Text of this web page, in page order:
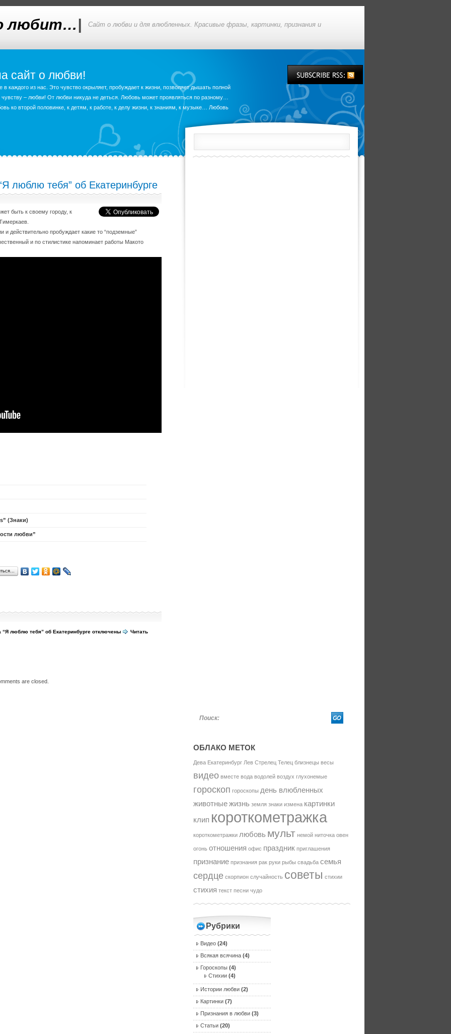
любит…| Сайт о любви и для влюбленных. Красивые фразы, картинки, признания и
сайт о любви!
каждого из нас. Это чувство окрыляет, пробуждает к жизни, позволяет дышать полной
– любви! От любви никуда не деться. Любовь может проявляться по разному…
ко второй половинке, к детям, к работе, к делу жизни, к знаниям, к музыке… Любовь
люблю тебя” об Екатеринбурге
быть к своему городу, к
действительно пробуждает какие то “подземные”
и по стилистике напоминает работы Макото
(Знаки)
любви”
“Я люблю тебя” об Екатеринбурге отключены Читать
are closed.
Поиск:
ОБЛАКО МЕТОК
Дева Екатеринбург Лев Стрелец Телец близнецы весы
видео вместе вода водолей воздух глухонемые
гороскоп гороскопы день влюбленных
животныежизнь земля знаки измена картинки
клип короткометражка
короткометражки любовь мульт немой ниточка овен
огонь отношения офис праздник приглашения
признание признания рак руки рыбы свадьба семья
сердце скорпион случайность советы стихии
стихия текст песни чудо
Рубрики
Видео (24)
Всякая всячина (4)
Гороскопы (4)
Стихии (4)
Истории любви (2)
Картинки (7)
Признания в любви (3)
Статьи (20)